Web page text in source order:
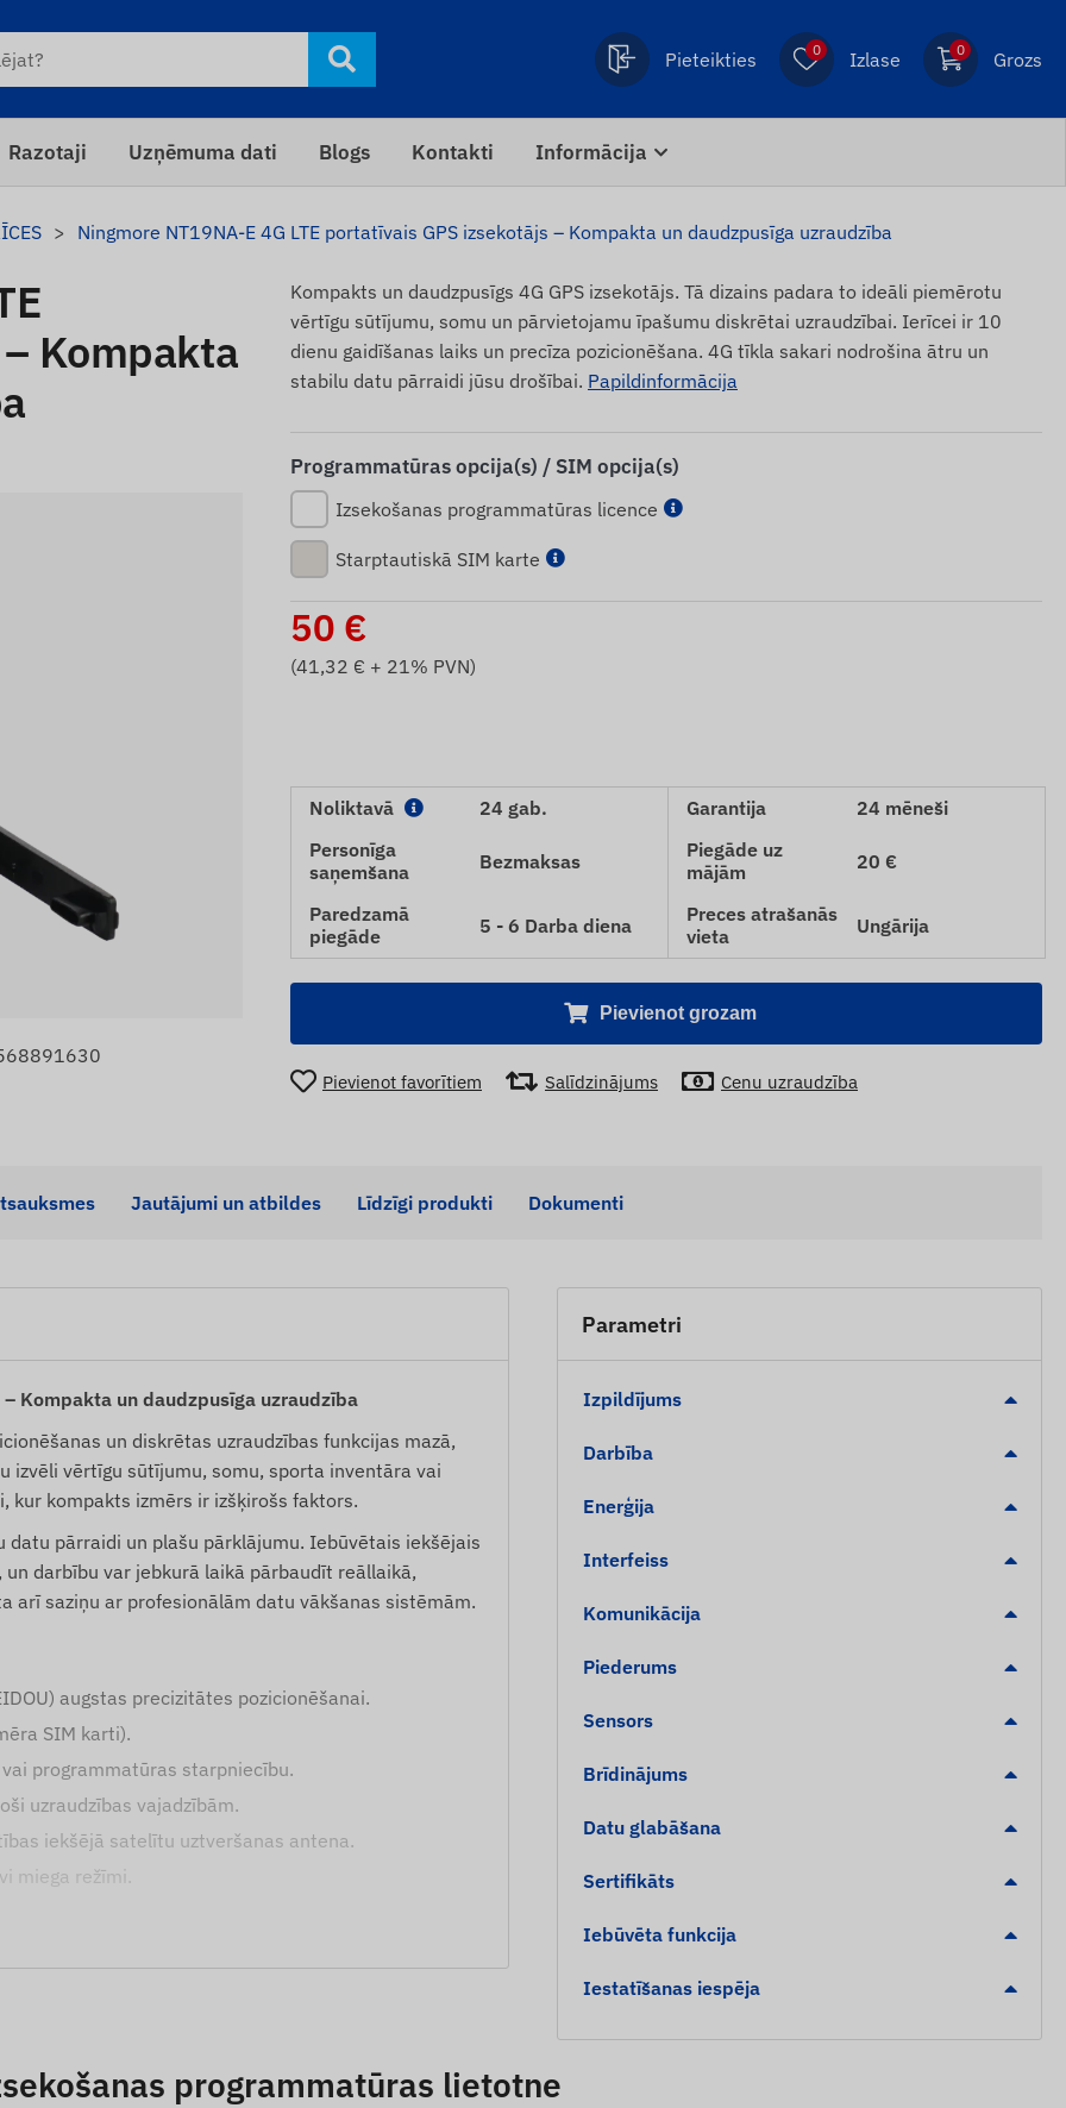
Pieteikties 0 Izlase 0 Grozs
Razotaji Uzņēmuma dati Blogs Kontakti Informācija
Ningmore NT19NA-E 4G LTE portatīvais GPS izsekotājs – Kompakta un daudzpusīga uzraudzība
Kompakta
Kompakts un daudzpusīgs 4G GPS izsekotājs. Tā dizains padara to ideāli piemērotu
vērtīgu sūtījumu, somu un pārvietojamu īpašumu diskrētai uzraudzībai. Ierīcei ir 10
dienu gaidīšanas laiks un precīza pozicionēšana. 4G tīkla sakari nodrošina ātru un
stabilu datu pārraidi jūsu drošībai. Papildinformācija
Programmatūras opcija(s) / SIM opcija(s)
Izsekošanas programmatūras licence
Starptautiskā SIM karte
50 €
(41,32 € + 21% PVN)
Noliktavā
24 gab.
Personīga
saņemšana
Bezmaksas
Paredzamā
piegāde
5 - 6 Darba diena
Garantija
24 mēneši
Piegāde uz
mājām
20 €
Preces atrašanās
vieta
Ungārija
Pievienot grozam
Pievienot favorītiem Salīdzinājums Cenu uzraudzība
Jautājumi un atbildes Līdzīgi produkti Dokumenti
Kompakta un daudzpusīga uzraudzība
un diskrētas uzraudzības funkcijas mazā,
izvēli vērtīgu sūtījumu, somu, sporta inventāra vai
kur kompakts izmērs ir izšķirošs faktors.
pārraidi un plašu pārklājumu. Iebūvētais iekšējais
darbību var jebkurā laikā pārbaudīt reāllaikā,
arī saziņu ar profesionālām datu vākšanas sistēmām.
augstas precizitātes pozicionēšanai.
SIM karti).
programmatūras starpniecību.
uzraudzības vajadzībām.
iekšējā satelītu uztveršanas antena.
miega režīmi.
Parametri
Izpildījums
Darbība
Enerģija
Interfeiss
Komunikācija
Piederums
Sensors
Brīdinājums
Datu glabāšana
Sertifikāts
Iebūvēta funkcija
Iestatīšanas iespēja
programmatūras lietotne